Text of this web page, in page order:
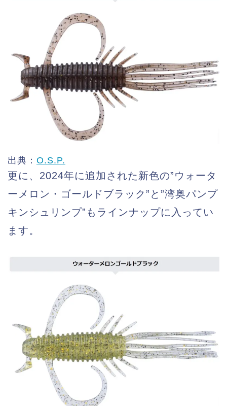
出典： O.S.P.
更に、2024年に追加された新色の”ウォータ
ーメロン・ゴールドブラック”と”湾奥パンプ
キンシュリンプ”もラインナップに入ってい
ます。